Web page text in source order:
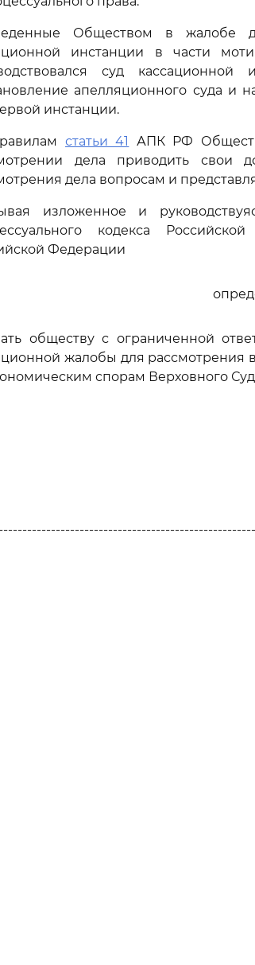
Обществом в жалобе
инстанции в части
суд
апелляционного суда и
инстанции.
статьи 41
АПК РФ
дела приводить
дела вопросам и
изложенное и
кодекса
Федерации
обществу с ограниченной
жалобы для рассмотрения
спорам Верховного